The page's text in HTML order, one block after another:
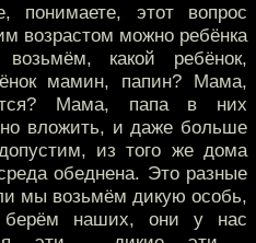
понимаете, этот вопрос
возрастом можно ребёнка
какой ребёнок,
мамин, папин? Мама,
Мама, папа в них
вложить, и даже больше
из того же дома
обеднена. Это разные
мы возьмём дикую особь,
наших, они у нас